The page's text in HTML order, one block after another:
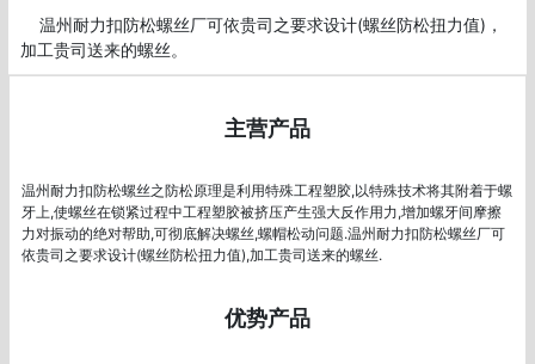
主营产品
温州耐力扣防松螺丝之防松原理是利用特殊工程塑胶,以特殊技术将其附着于螺
牙上,使螺丝在锁紧过程中工程塑胶被挤压产生强大反作用力,增加螺牙间摩擦
力对振动的绝对帮助,可彻底解决螺丝,螺帽松动问题.温州耐力扣防松螺丝厂可
依贵司之要求设计(螺丝防松扭力值),加工贵司送来的螺丝.
优势产品